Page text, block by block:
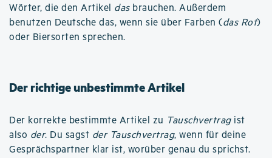
Wörter, die den Artikel dasbrauchen. Außerdem
benutzen Deutsche das, wenn sie über Farben (das Rot)
oder Biersorten sprechen.
Der richtige unbestimmte Artikel
Der korrekte bestimmte Artikel zu Tauschvertragist
also der. Du sagst der Tauschvertrag, wenn für deine
Gesprächspartner klar ist, worüber genau du sprichst.